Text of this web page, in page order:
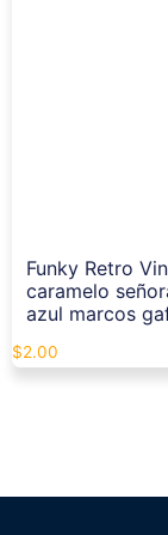
Funky Retro
caramelo
azul marcos
$2.00